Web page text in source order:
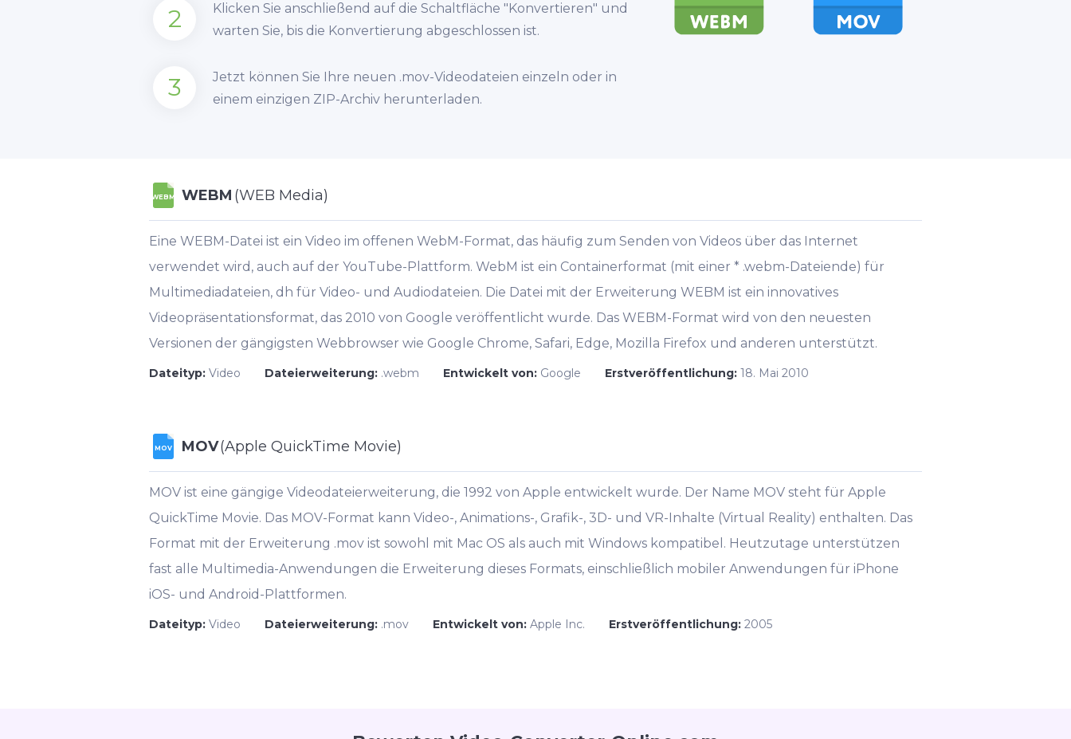
2
Klicken Sie anschließend auf die Schaltfläche "Konvertieren" und
warten Sie, bis die Konvertierung abgeschlossen ist.
3
Jetzt können Sie Ihre neuen .mov-Videodateien einzeln oder in
einem einzigen ZIP-Archiv herunterladen.
WEBM WEBM (WEB Media)
Eine WEBM-Datei ist ein Video im offenen WebM-Format, das häufig zum Senden von Videos über das Internet
verwendet wird, auch auf der YouTube-Plattform. WebM ist ein Containerformat (mit einer * .webm-Dateiende) für
Multimediadateien, dh für Video- und Audiodateien. Die Datei mit der Erweiterung WEBM ist ein innovatives
Videopräsentationsformat, das 2010 von Google veröffentlicht wurde. Das WEBM-Format wird von den neuesten
Versionen der gängigsten Webbrowser wie Google Chrome, Safari, Edge, Mozilla Firefox und anderen unterstützt.
Dateityp: Video Dateierweiterung: .webm Entwickelt von: Google Erstveröffentlichung: 18. Mai 2010
MOV MOV(Apple QuickTime Movie)
MOV ist eine gängige Videodateierweiterung, die 1992 von Apple entwickelt wurde. Der Name MOV steht für Apple
QuickTime Movie. Das MOV-Format kann Video-, Animations-, Grafik-, 3D- und VR-Inhalte (Virtual Reality) enthalten. Das
Format mit der Erweiterung .mov ist sowohl mit Mac OS als auch mit Windows kompatibel. Heutzutage unterstützen
fast alle Multimedia-Anwendungen die Erweiterung dieses Formats, einschließlich mobiler Anwendungen für iPhone
iOS- und Android-Plattformen.
Dateityp: Video Dateierweiterung: .mov Entwickelt von: Apple Inc. Erstveröffentlichung: 2005